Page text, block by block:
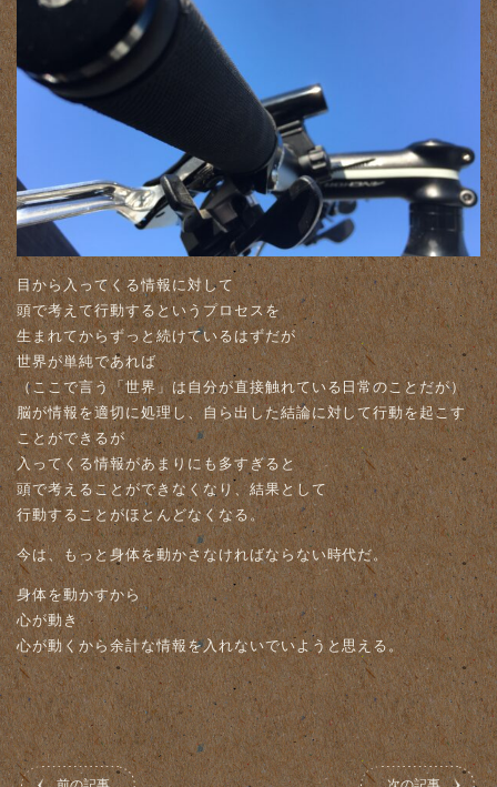
目から入ってくる情報に対して
頭で考えて行動するというプロセスを
生まれてからずっと続けているはずだが
世界が単純であれば
（ここで言う「世界」は自分が直接触れている日常のことだが）
脳が情報を適切に処理し、自ら出した結論に対して行動を起こす
ことができるが
入ってくる情報があまりにも多すぎると
頭で考えることができなくなり、結果として
行動することがほとんどなくなる。
今は、もっと身体を動かさなければならない時代だ。
身体を動かすから
心が動き
心が動くから余計な情報を入れないでいようと思える。